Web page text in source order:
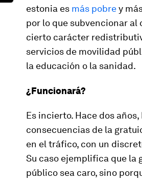
estonia es más pobrey
por lo que subvencionar
cierto carácter
servicios de movilidad
la educación o la sanidad.
¿Funcionará?
Es incierto. Hace dos
consecuencias de la
en el tráfico, con un
Su caso ejemplifica que la
público sea caro, sino